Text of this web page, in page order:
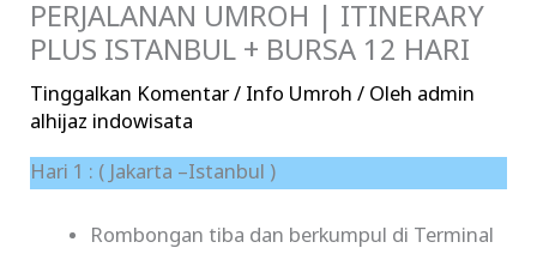
PERJALANAN UMROH | ITINERARY
PLUS ISTANBUL + BURSA 12 HARI
Tinggalkan Komentar/ Info Umroh / Oleh admin
alhijaz indowisata
Hari 1 : ( Jakarta –Istanbul )
Rombongan tiba dan berkumpul di Terminal